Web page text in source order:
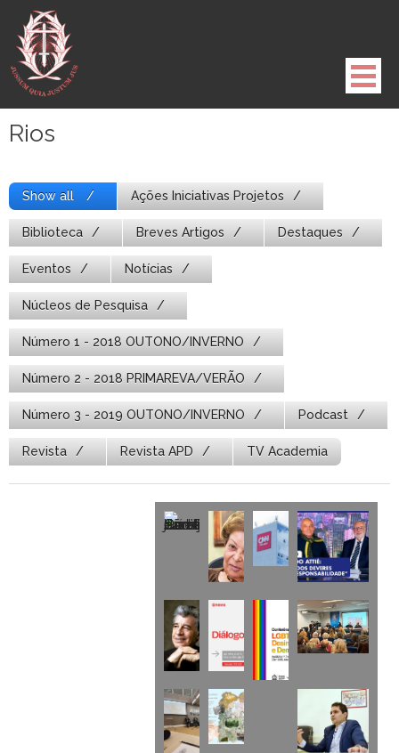
para
conteúdo
Rios
Show all Ações Iniciativas Projetos
Biblioteca Breves Artigos Destaques
Eventos Notícias
Núcleos de Pesquisa
Número 1 - 2018 OUTONO/INVERNO
Número 2 - 2018 PRIMAREVA/VERÃO
Número 3 - 2019 OUTONO/INVERNO Podcast
Revista Revista APD TV Academia